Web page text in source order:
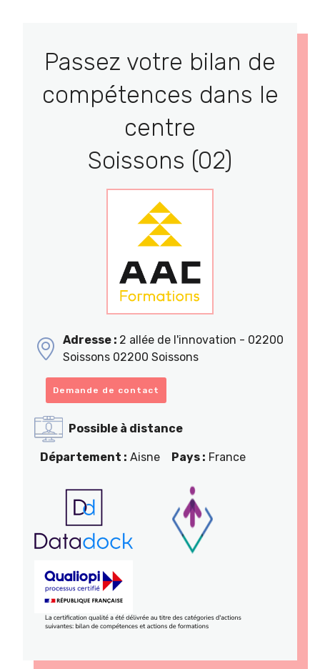
Passez votre bilan de
compétences dans le
centre
Soissons (02)
Adresse : 2 allée de l'innovation - 02200
Soissons 02200 Soissons
Demande de contact
Possible à distance
Département : Aisne Pays : France